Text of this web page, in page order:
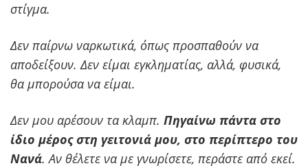
στίγμα.
Δεν παίρνω ναρκωτικά, όπως προσπαθούν να
αποδείξουν. Δεν είμαι εγκληματίας, αλλά, φυσικά,
θα μπορούσα να είμαι.
Δεν μου αρέσουν τα κλαμπ. Πηγαίνω πάντα στο
ίδιο μέρος στη γειτονιά μου, στο περίπτερο του
Νανά. Αν θέλετε να με γνωρίσετε, περάστε από εκεί.